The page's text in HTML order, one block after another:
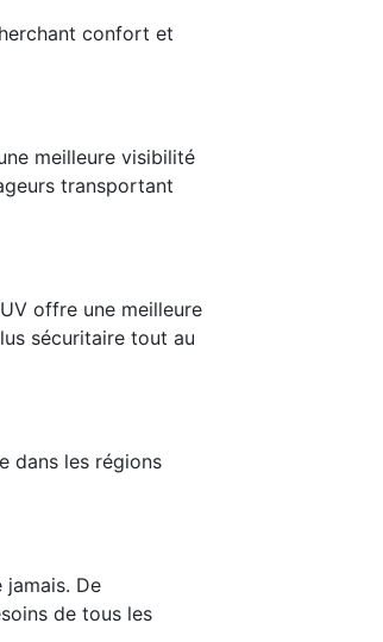
confort et
meilleure visibilité
transportant
offre une meilleure
sécuritaire tout au
dans les régions
jamais. De
de tous les